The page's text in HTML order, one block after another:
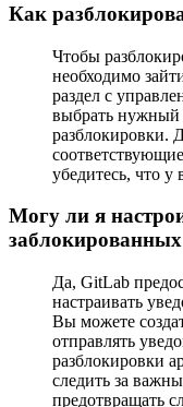
Как
Чтобы
необходимо
раздел с
выбрать нужный
разблокировки.
убедитесь, что у
Могу ли я
Да, GitLab
настраивать
Вы можете
отправлять
разблокировки
следить за
предотвращать